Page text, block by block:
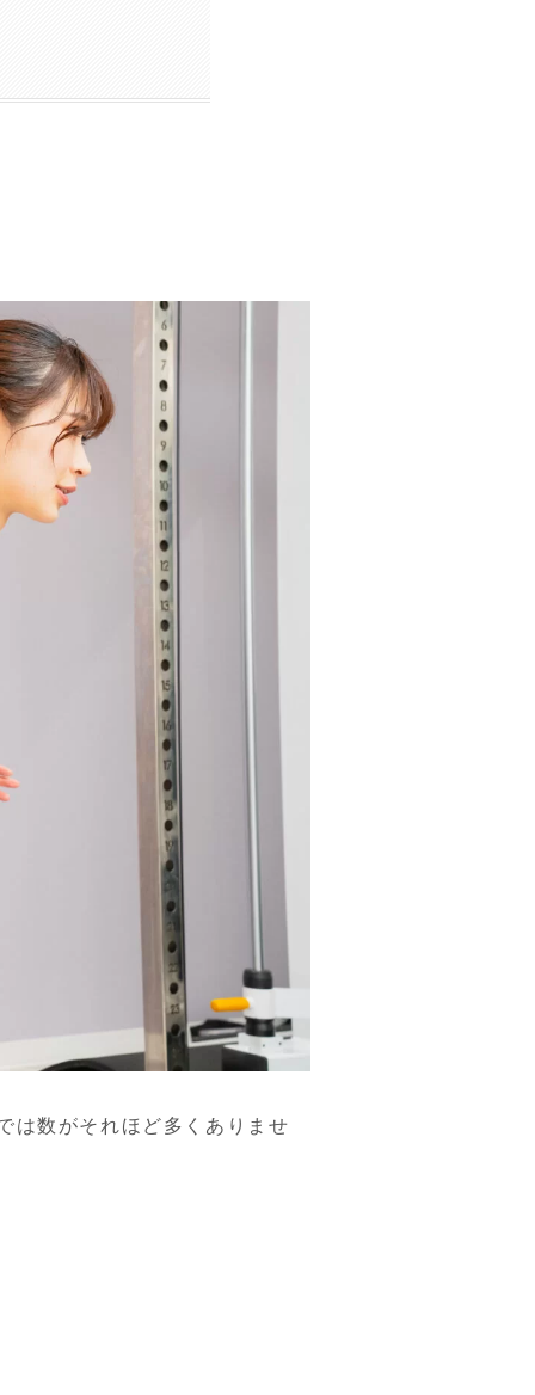
は数がそれほど多くありませ